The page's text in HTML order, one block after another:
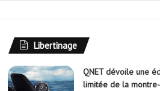
Libertinage
QNET dévoile une
limitée de la